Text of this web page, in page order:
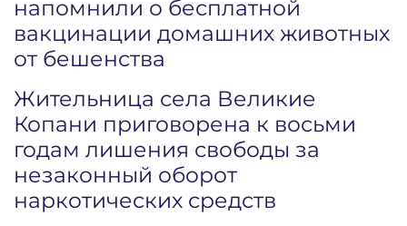
напомнили о бесплатной
вакцинации домашних животных
от бешенства
Жительница села Великие
Копани приговорена к восьми
годам лишения свободы за
незаконный оборот
наркотических средств